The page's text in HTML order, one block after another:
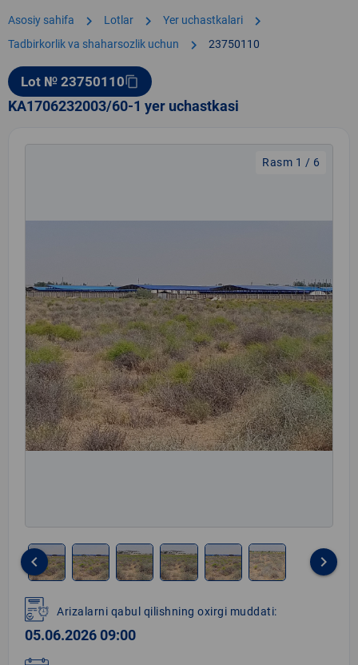
Asosiy sahifa chevron_right Lotlar chevron_right Yer uchastkalari chevron_right
Tadbirkorlik va shaharsozlik uchun chevron_right 23750110
Lot № 23750110content_copy
KA1706232003/60-1 yer uchastkasi
Rasm 1 / 6
1
of
6
keyboard_arrow_left keyboard_arrow_right
Arizalarni qabul qilishning oxirgi muddati:
05.06.2026 09:00